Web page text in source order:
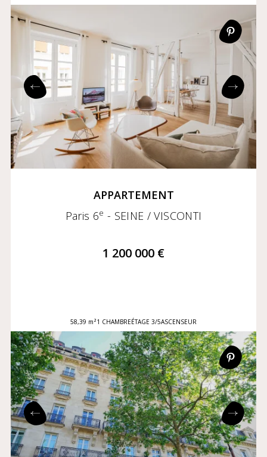
APPARTEMENT
Paris 6e - SEINE / VISCONTI
1 200 000 €
58,39 m²1 CHAMBREÉTAGE 3/5ASCENSEUR